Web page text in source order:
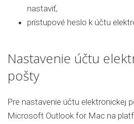
nastaviť,
prístupové heslo k účtu
Nastavenie účtu
pošty
Pre nastavenie účtu elektronickej
Microsoft Outlook for Mac na